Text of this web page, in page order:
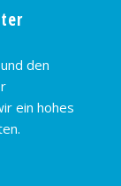
den
ein hohes